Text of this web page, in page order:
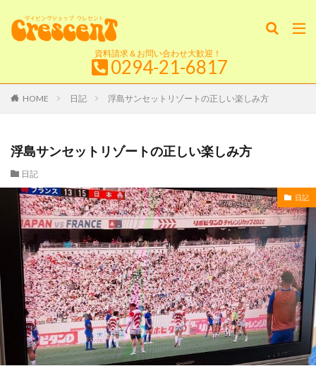
資料請求＆お問い合わせ大歓迎！
0294-21-6817
HOME 日記 浮島サンセットリゾートの正しい楽しみ方
浮島サンセットリゾートの正しい楽しみ方
日記
日記